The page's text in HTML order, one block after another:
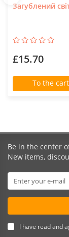
Загублений
£15.70
To the cart
Be in the center
New items,
I have read and